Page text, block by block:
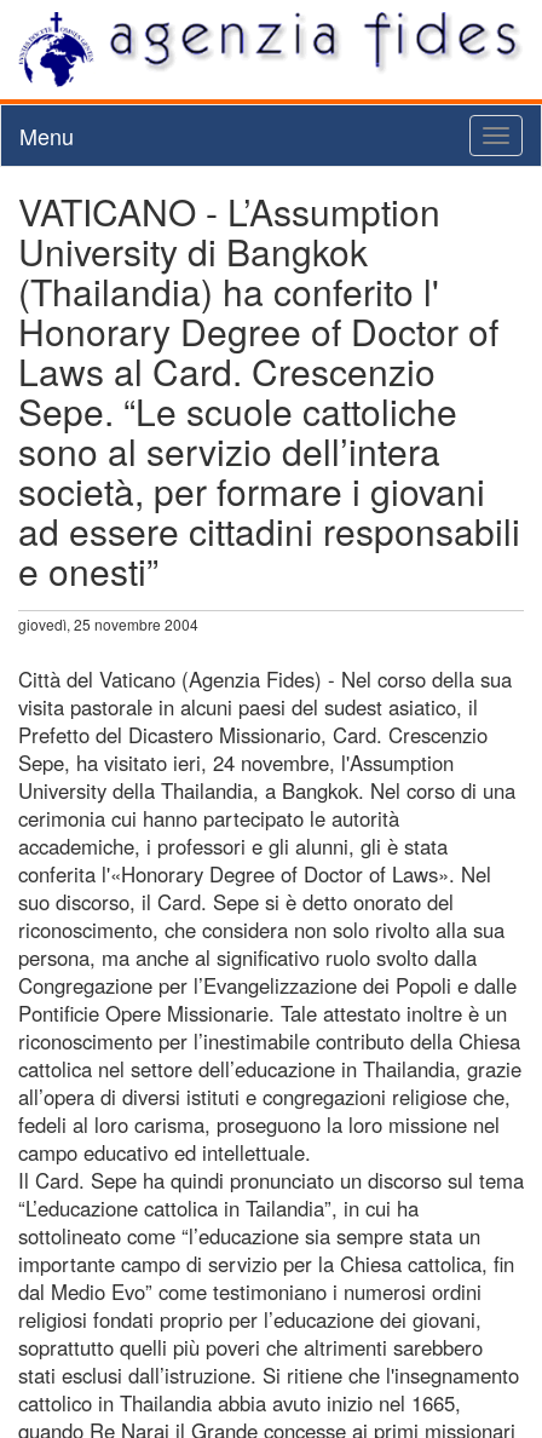
Menu
VATICANO - L’Assumption
University di Bangkok
(Thailandia) ha conferito l'
Honorary Degree of Doctor of
Laws al Card. Crescenzio
Sepe. “Le scuole cattoliche
sono al servizio dell’intera
società, per formare i giovani
ad essere cittadini responsabili
e onesti”
giovedì, 25 novembre 2004
Città del Vaticano (Agenzia Fides) - Nel corso della sua
visita pastorale in alcuni paesi del sudest asiatico, il
Prefetto del Dicastero Missionario, Card. Crescenzio
Sepe, ha visitato ieri, 24 novembre, l'Assumption
University della Thailandia, a Bangkok. Nel corso di una
cerimonia cui hanno partecipato le autorità
accademiche, i professori e gli alunni, gli è stata
conferita l'«Honorary Degree of Doctor of Laws». Nel
suo discorso, il Card. Sepe si è detto onorato del
riconoscimento, che considera non solo rivolto alla sua
persona, ma anche al significativo ruolo svolto dalla
Congregazione per l’Evangelizzazione dei Popoli e dalle
Pontificie Opere Missionarie. Tale attestato inoltre è un
riconoscimento per l’inestimabile contributo della Chiesa
cattolica nel settore dell’educazione in Thailandia, grazie
all’opera di diversi istituti e congregazioni religiose che,
fedeli al loro carisma, proseguono la loro missione nel
campo educativo ed intellettuale.
Il Card. Sepe ha quindi pronunciato un discorso sul tema
“L’educazione cattolica in Tailandia”, in cui ha
sottolineato come “l’educazione sia sempre stata un
importante campo di servizio per la Chiesa cattolica, fin
dal Medio Evo” come testimoniano i numerosi ordini
religiosi fondati proprio per l’educazione dei giovani,
soprattutto quelli più poveri che altrimenti sarebbero
stati esclusi dall’istruzione. Si ritiene che l'insegnamento
cattolico in Thailandia abbia avuto inizio nel 1665,
quando Re Narai il Grande concesse ai primi missionari